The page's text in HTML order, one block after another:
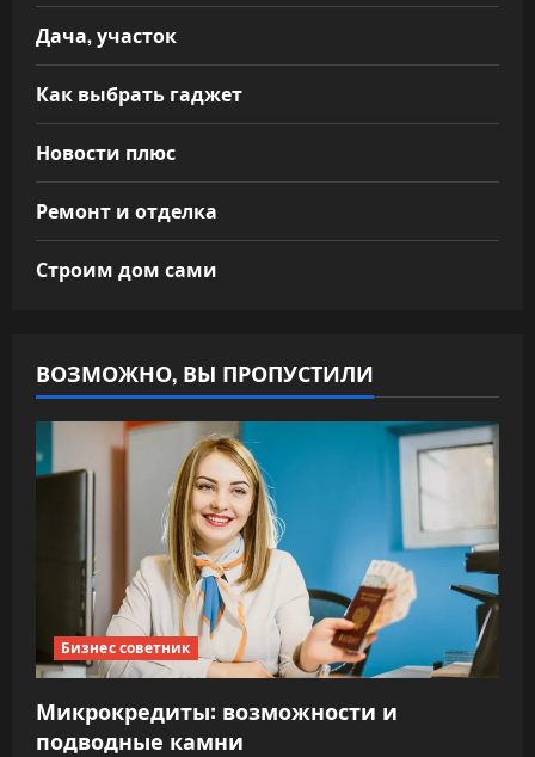
Дача, участок
Как выбрать гаджет
Новости плюс
Ремонт и отделка
Строим дом сами
ВОЗМОЖНО, ВЫ ПРОПУСТИЛИ
Бизнес советник
Микрокредиты: возможности и
подводные камни